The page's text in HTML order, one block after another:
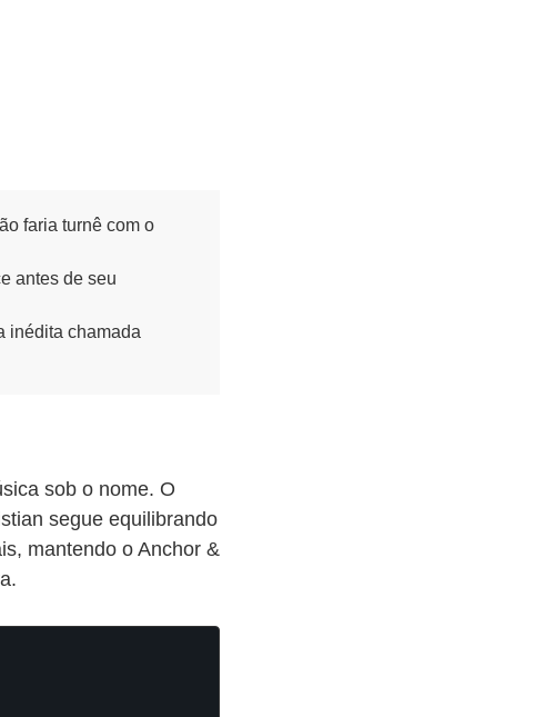
faria turnê com o
antes de seu
inédita chamada
sob o nome. O
segue equilibrando
mantendo o Anchor &